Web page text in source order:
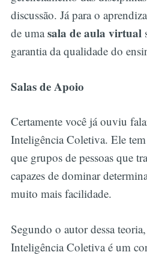
discussão. Já para o
de umasala de aula virtual
garantia da qualidade do
Salas de Apoio
Certamente você já ouviu
Inteligência Coletiva. Ele
que grupos de pessoas que
capazes de dominar
muito mais facilidade.
Segundo o autor dessa
Inteligência Coletiva é um